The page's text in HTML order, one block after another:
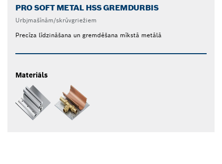
PRO SOFT METAL HSS GREMDURBIS
Urbjmašīnām/skrūvgriežiem
Precīza līdzināšana un gremdēšana mīkstā metālā
Materiāls